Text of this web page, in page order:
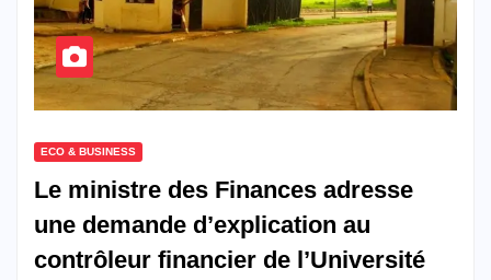
ECO & BUSINESS
Le ministre des Finances adresse
une demande d’explication au
contrôleur financier de l’Université